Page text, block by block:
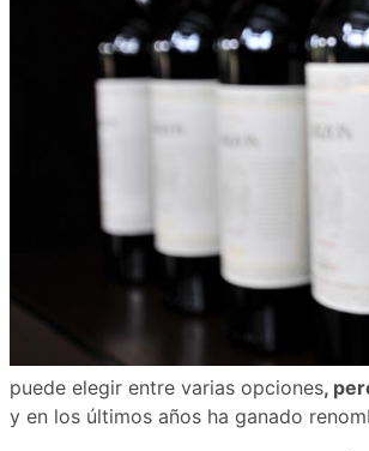
puede elegir entre varias opciones,
y en los últimos años ha ganado